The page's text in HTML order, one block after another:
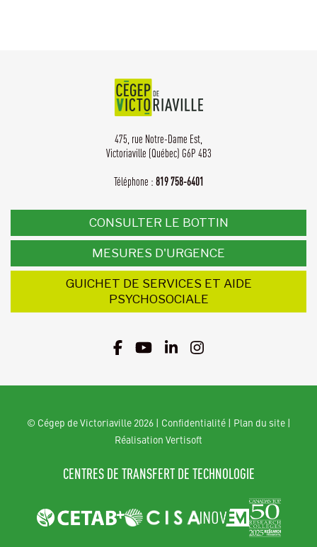
475, rue Notre-Dame Est,
Victoriaville (Québec) G6P 4B3
Téléphone :819 758-6401
CONSULTER LE BOTTIN
MESURES D'URGENCE
GUICHET DE SERVICES ET AIDE
PSYCHOSOCIALE
© Cégep de Victoriaville 2026 | Confidentialité | Plan du site|
Réalisation Vertisoft
CENTRES DE TRANSFERT DE TECHNOLOGIE